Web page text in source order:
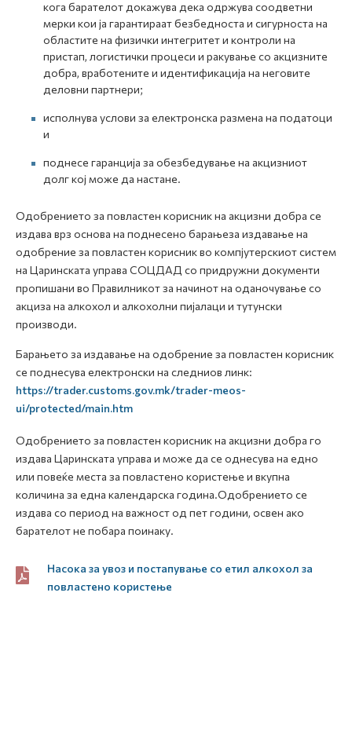
кога барателот докажува дека одржува соодветни
мерки кои ја гарантираат безбедноста и сигурноста на
областите на физички интегритет и контроли на
пристап, логистички процеси и ракување со акцизните
добра, вработените и идентификација на неговите
деловни партнери;
исполнува услови за електронска размена на податоци
и
поднесе гаранција за обезбедување на акцизниот
долг кој може да настане.
Одобрението за повластен корисник на акцизни добра се
издава врз основа на поднесено барањеза издавање на
одобрение за повластен корисник во компјутерскиот систем
на Царинската управа СОЦДАД со придружни документи
пропишани во Правилникот за начинот на оданочување со
акциза на алкохол и алкохолни пијалаци и тутунски
производи.
Барањето за издавање на одобрение за повластен корисник
се поднесува електронски на следниов линк:
https://trader.customs.gov.mk/trader-meos-
ui/protected/main.htm
Одобрението за повластен корисник на акцизни добра го
издава Царинската управа и може да се однесува на едно
или повеќе места за повластено користење и вкупна
количина за една календарска година.Одобрението се
издава со период на важност од пет години, освен ако
барателот не побара поинаку.
Насока за увоз и постапување со етил алкохол за
повластено користење